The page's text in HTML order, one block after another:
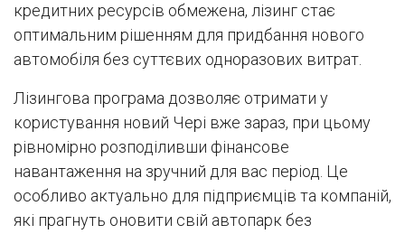
кредитних ресурсів обмежена, лізинг стає
оптимальним рішенням для придбання нового
автомобіля без суттєвих одноразових витрат.
Лізингова програма дозволяє отримати у
користування новий Чері вже зараз, при цьому
рівномірно розподіливши фінансове
навантаження на зручний для вас період. Це
особливо актуально для підприємців та компаній,
які прагнуть оновити свій автопарк без